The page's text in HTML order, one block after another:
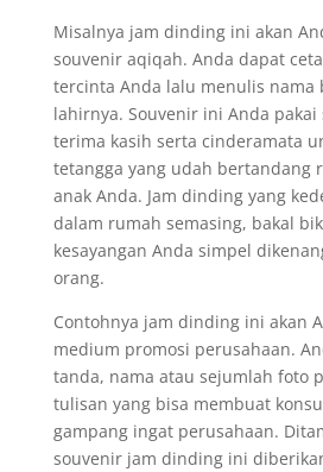
Misalnya jam dinding ini akan
souvenir aqiqah. Anda dapat
tercinta Anda lalu menulis nama
lahirnya. Souvenir ini Anda pakai
terima kasih serta cinderamata
tetangga yang udah bertandang
anak Anda. Jam dinding yang
dalam rumah semasing, bakal
kesayangan Anda simpel
orang.
Contohnya jam dinding ini akan
medium promosi perusahaan.
tanda, nama atau sejumlah foto
tulisan yang bisa membuat
gampang ingat perusahaan.
souvenir jam dinding ini